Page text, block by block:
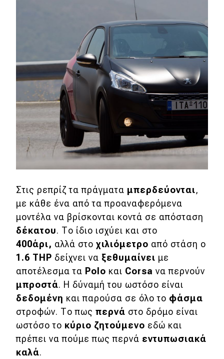
Στις ρεπρίζ τα πράγματα μπερδεύονται,
με κάθε ένα από τα προαναφερόμενα
μοντέλα να βρίσκονται κοντά σε απόσταση
δέκατου. Το ίδιο ισχύει και στο
400άρι, αλλά στο χιλιόμετρο από στάση ο
1.6 THP δείχνει να ξεθυμαίνει με
αποτέλεσμα τα Polo και Corsa να περνούν
μπροστά. Η δύναμή του ωστόσο είναι
δεδομένη και παρούσα σε όλο το φάσμα
στροφών. Το πως περνά στο δρόμο είναι
ωστόσο το κύριο ζητούμενο εδώ και
πρέπει να πούμε πως περνά εντυπωσιακά
καλά.